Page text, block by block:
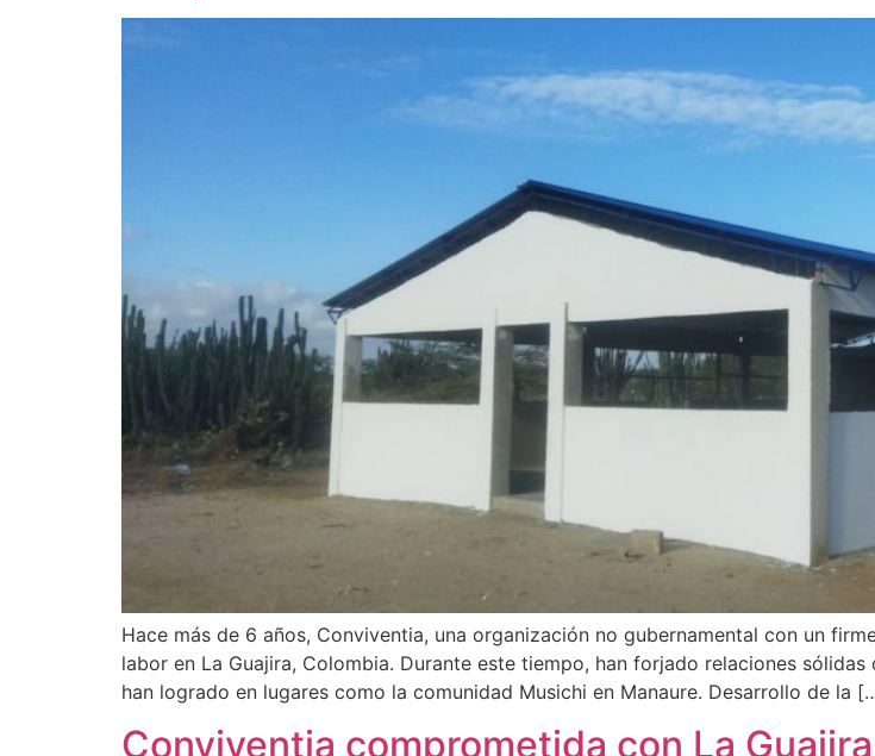
Hace más de 6 años, Conviventia, una organización no gubernamental con un
labor en La Guajira, Colombia. Durante este tiempo, han forjado relaciones
han logrado en lugares como la comunidad Musichi en Manaure. Desarrollo de la
Conviventia comprometida con La Guajira